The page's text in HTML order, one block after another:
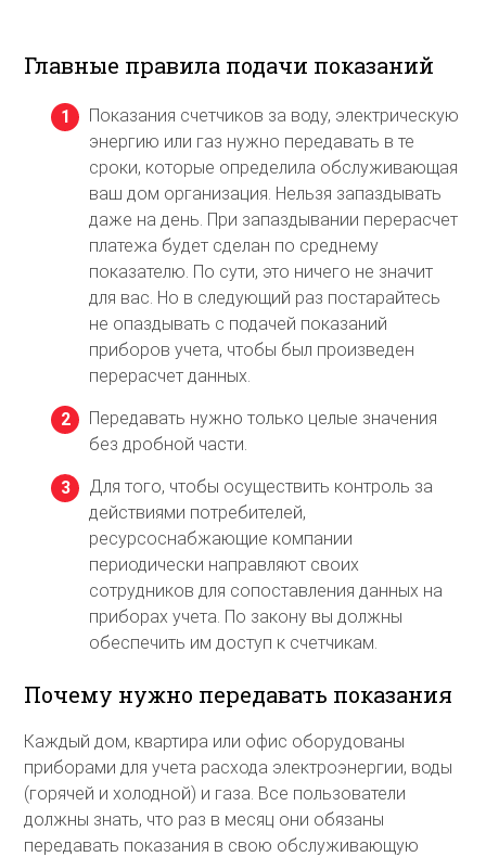
Главные правила подачи показаний
Показания счетчиков за воду, электрическую
энергию или газ нужно передавать в те
сроки, которые определила обслуживающая
ваш дом организация. Нельзя запаздывать
даже на день. При запаздывании перерасчет
платежа будет сделан по среднему
показателю. По сути, это ничего не значит
для вас. Но в следующий раз постарайтесь
не опаздывать с подачей показаний
приборов учета, чтобы был произведен
перерасчет данных.
Передавать нужно только целые значения
без дробной части.
Для того, чтобы осуществить контроль за
действиями потребителей,
ресурсоснабжающие компании
периодически направляют своих
сотрудников для сопоставления данных на
приборах учета. По закону вы должны
обеспечить им доступ к счетчикам.
Почему нужно передавать показания
Каждый дом, квартира или офис оборудованы
приборами для учета расхода электроэнергии, воды
(горячей и холодной) и газа. Все пользователи
должны знать, что раз в месяц они обязаны
передавать показания в свою обслуживающую